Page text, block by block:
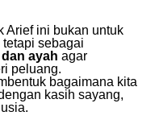
Arief ini bukan untuk
sebagai
ayah agar
peluang.
bagaimana kita
kasih sayang,